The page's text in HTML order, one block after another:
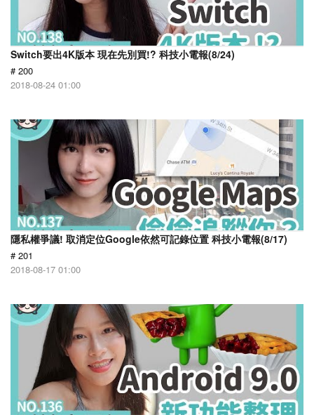
Switch要出4K版本 現在先別買!? 科技小電報(8/24)
# 200
2018-08-24 01:00
隱私權爭議! 取消定位Google依然可記錄位置 科技小電報(8/17)
# 201
2018-08-17 01:00